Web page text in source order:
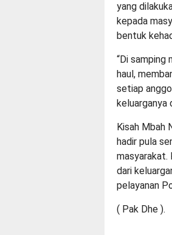
yang
kepada
bentuk
“Di samping
haul,
setiap
keluarganya
Kisah Mbah
hadir pula
masyarakat.
dari
pelayanan
( Pak Dhe ).